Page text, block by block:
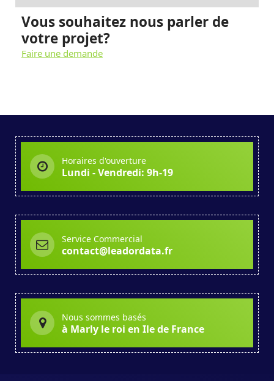
Vous souhaitez nous parler de
votre projet?
Faire une demande
Horaires d'ouverture
Lundi - Vendredi: 9h-19
Service Commercial
contact@leadordata.fr
Nous sommes basés
à Marly le roi en Ile de France